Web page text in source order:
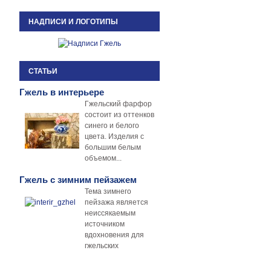
НАДПИСИ И ЛОГОТИПЫ
СТАТЬИ
Гжель в интерьере
Гжельский фарфор
состоит из оттенков
синего и белого
цвета. Изделия с
большим белым
объемом...
Гжель с зимним пейзажем
Тема зимнего
пейзажа является
неиссякаемым
источником
вдохновения для
гжельских